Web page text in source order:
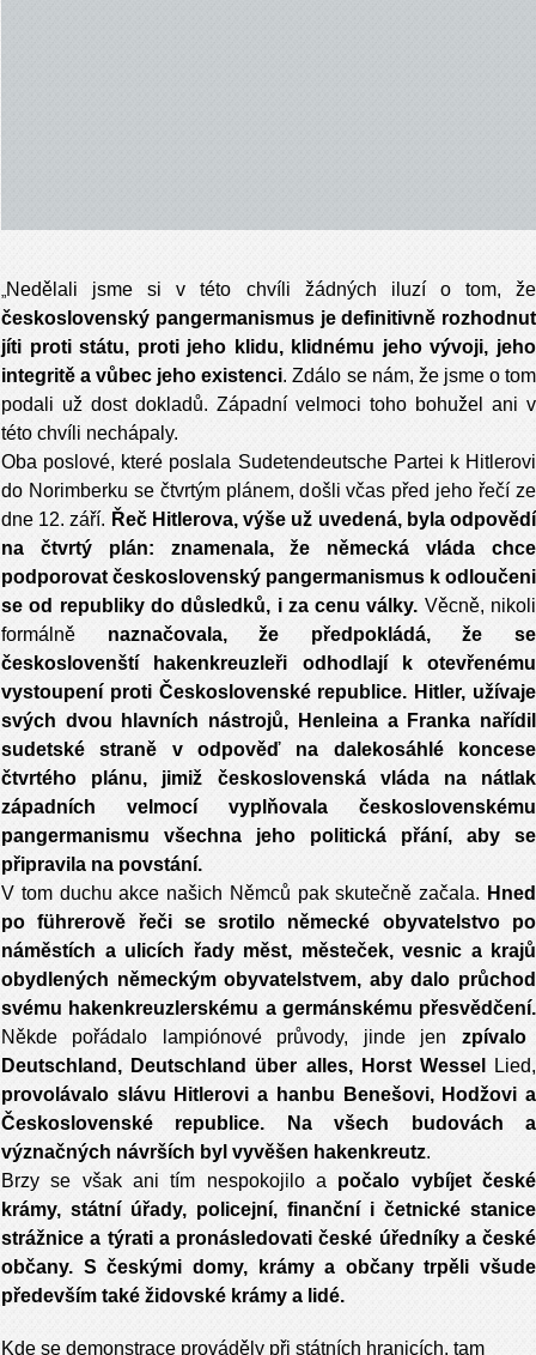
„Nedělali jsme si v této chvíli žádných iluzí o tom, že
československý pangermanismus je definitivně rozhodnut
jíti proti státu, proti jeho klidu, klidnému jeho vývoji, jeho
integritě a vůbec jeho existenci. Zdálo se nám, že jsme o tom
podali už dost dokladů. Západní velmoci toho bohužel ani v
této chvíli nechápaly.
Oba poslové, které poslala Sudetendeutsche Partei k Hitlerovi
do Norimberku se čtvrtým plánem, došli včas před jeho řečí ze
dne 12. září. Řeč Hitlerova, výše už uvedená, byla odpovědí
na čtvrtý plán: znamenala, že německá vláda chce
podporovat československý pangermanismus k odloučeni
se od republiky do důsledků, i za cenu války. Věcně, nikoli
formálně naznačovala, že předpokládá, že se
českoslovenští hakenkreuzleři odhodlají k otevřenému
vystoupení proti Československé republice. Hitler, užívaje
svých dvou hlavních nástrojů, Henleina a Franka nařídil
sudetské straně v odpověď na dalekosáhlé koncese
čtvrtého plánu, jimiž československá vláda nanátlak
západních velmocí vyplňovala československému
pangermanismu všechna jeho politická přání, aby se
připravila na povstání.
V tom duchu akce našich Němců pak skutečnězačala. Hned
po führerově řeči se srotilo německé obyvatelstvo po
náměstích a ulicích řady měst, městeček, vesnic a krajů
obydlených německým obyvatelstvem, aby dalo průchod
svému hakenkreuzlerskému a germánskému přesvědčení.
Někde pořádalo lampiónové průvody, jinde jen zpívalo
Deutschland, Deutschland über alles, Horst Wessel
Lied,
provolávalo slávu Hitle­rovi a hanbu Benešovi, Hodžovi a
Československé republice. Na všech budovách a
význačných návrších byl vyvěšen hakenkreutz.
Brzy se však ani tím nespokojilo a počalo vybíjet české
krámy, státní úřady, policejní, finanční i četnické stanice
strážnice a týrati a pronásledovati české úředníky a české
občany. S českými domy, krámy a občany trpěli všude
především také židovské krámy a lidé.
Kde se demonstrace prováděly při státních hranicích, tam